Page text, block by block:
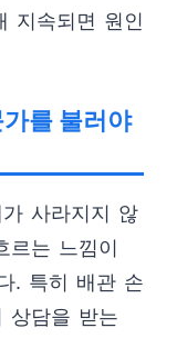
지속되면 원인
를 불러야
사라지지 않
르는 느낌이
. 특히 배관 손
상담을 받는